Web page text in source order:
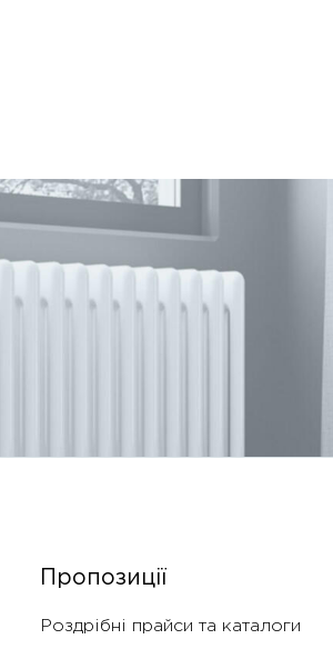
Пропозиції
Роздрібні прайси та каталоги